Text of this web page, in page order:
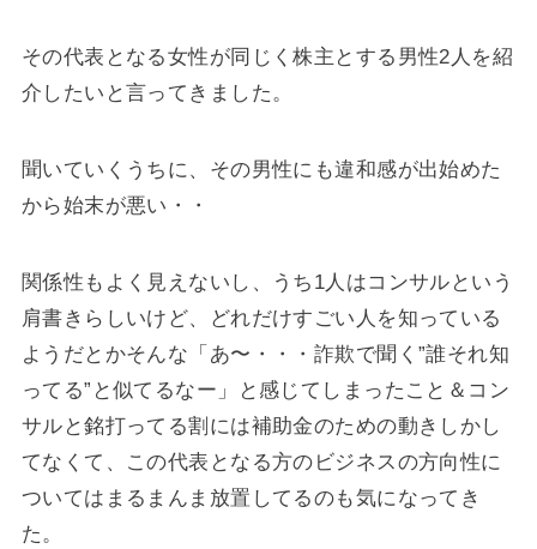
その代表となる女性が同じく株主とする男性2人を紹
介したいと言ってきました。
聞いていくうちに、その男性にも違和感が出始めた
から始末が悪い・・
関係性もよく見えないし、うち1人はコンサルという
肩書きらしいけど、どれだけすごい人を知っている
ようだとかそんな「あ〜・・・詐欺で聞く”誰それ知
ってる”と似てるなー」と感じてしまったこと＆コン
サルと銘打ってる割には補助金のための動きしかし
てなくて、この代表となる方のビジネスの方向性に
ついてはまるまんま放置してるのも気になってき
た。